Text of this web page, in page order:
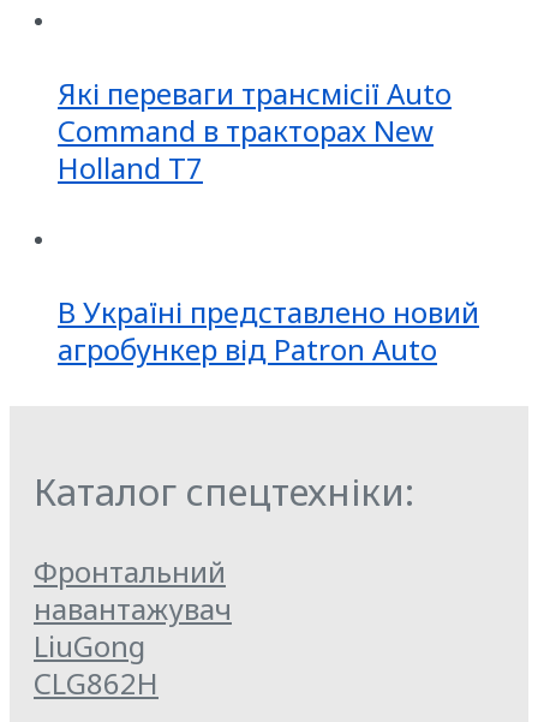
Які переваги трансмісії Auto
Command в тракторах New
Holland T7
В Україні представлено новий
агробункер від Patron Auto
Каталог спецтехніки:
Фронтальний
навантажувач
LiuGong
CLG862H